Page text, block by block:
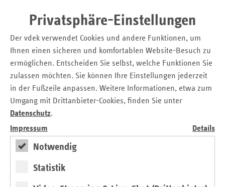
Privatsphäre-Einstellungen
Der vdek verwendet Cookies und andere Funktionen, um
Ihnen einen sicheren und komfortablen Website-Besuch zu
ermöglichen. Entscheiden Sie selbst, welche Funktionen Sie
zulassen möchten. Sie können Ihre Einstellungen jederzeit
in der Fußzeile anpassen. Weitere Informationen, etwa zum
Umgang mit Drittanbieter-Cookies, finden Sie unter
Datenschutz.
Impressum
Details
Notwendig
Statistik
neue Austauschregelung
Apothekerinnen und Apotheker, nicht vorrätige
Rabattarzneimittel durch ein in der Apotheke vorhandenes
Arzneimittel auszutauschen. Dies führt unnötigerweise zu
höheren Arzneimittelausgaben. Gerade in diesem Bereich
besteht aktuell eine hohe Planungs- und
Versorgungssicherheit, die mit der Neuregelung vollständig
unterlaufen würde.“
Pressemitteilung zum Download
Apothekenversorgung – Apothekenreform: Mehr
Flexibilisierung ist richtig, aber Rabattsystematik darf